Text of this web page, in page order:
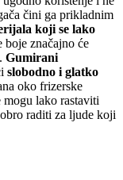
čini ga prikladnim
koji se lako
boje značajno će
Gumirani
slobodno i glatko
oko frizerske
mogu lako rastaviti
raditi za ljude koji